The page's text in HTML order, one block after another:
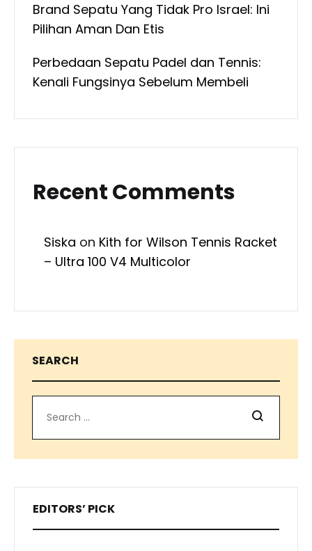
Brand Sepatu Yang Tidak Pro Israel: Ini
Pilihan Aman Dan Etis
Perbedaan Sepatu Padel dan Tennis:
Kenali Fungsinya Sebelum Membeli
Recent Comments
Siska on Kith for Wilson Tennis Racket
– Ultra 100 V4 Multicolor
SEARCH
Search
EDITORS’ PICK